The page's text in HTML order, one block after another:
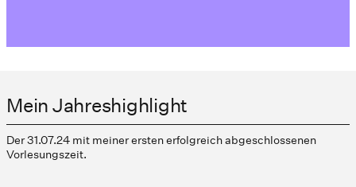
Mein Jahreshighlight
Der 31.07.24 mit meiner ersten erfolgreich abgeschlossenen
Vorlesungszeit.